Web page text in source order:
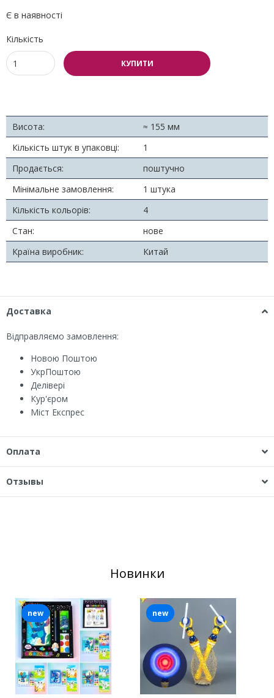
Є в наявності
Кількість
КУПИТИ
Висота:
≈ 155 мм
Кількість штук в упаковці:
1
Продається:
поштучно
Мінімальне замовлення:
1 штука
Кількість кольорів:
4
Стан:
нове
Країна виробник:
Китай
Доставка
Відправляємо замовлення:
Новою Поштою
УкрПоштою
Делівері
Кур'єром
Міст Експрес
Оплата
Отзывы
Новинки
new new